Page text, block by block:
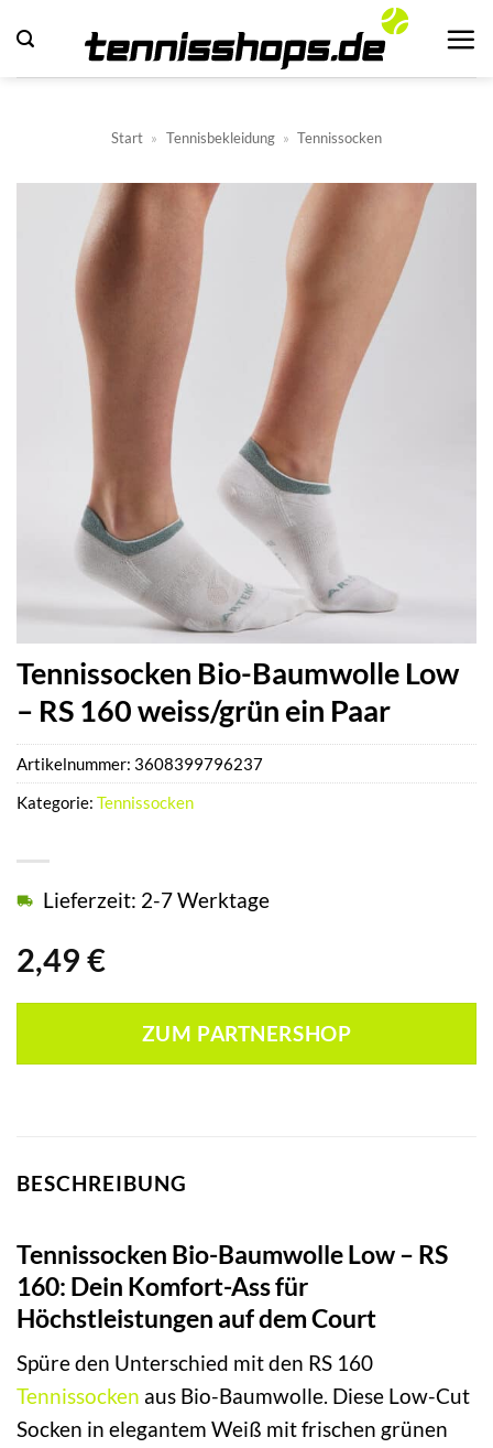
Inhalt
springen
Start » Tennisbekleidung » Tennissocken
Tennissocken Bio-Baumwolle Low
– RS 160 weiss/grün ein Paar
2,49 €
Lieferzeit: 2-7 Werktage
ZUM PARTNERSHOP
Artikelnummer: 3608399796237
Kategorie: Tennissocken
BESCHREIBUNG
Tennissocken Bio-Baumwolle Low – RS
160: Dein Komfort-Ass für
Höchstleistungen auf dem Court
Spüre den Unterschied mit den RS 160
Tennissocken aus Bio-Baumwolle. Diese Low-Cut
Socken in elegantem Weiß mit frischen grünen